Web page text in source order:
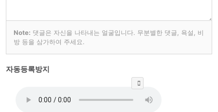
Note: 댓글은 자신을 나타내는 얼굴입니다. 무분별한 댓글, 욕설, 비
방 등을 삼가하여 주세요.
자동등록방지